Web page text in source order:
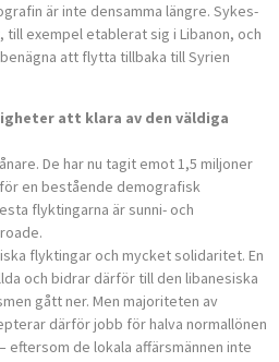
är inte densamma längre. Sykes-
exempel etablerat sig i Libanon, och
att flytta tillbaka till Syrien
att klara av den väldiga
De har nu tagit emot 1,5 miljoner
en bestående demografisk
flyktingarna är sunni- och
flyktingar och mycket solidaritet. En
och bidrar därför till den libanesiska
gått ner. Men majoriteten av
därför jobb för halva normallönen
eftersom de lokala affärsmännen inte